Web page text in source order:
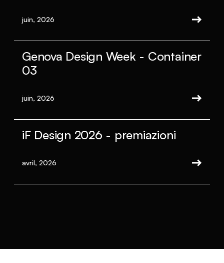
juin, 2026
Genova Design Week - Container
03
juin, 2026
iF Design 2026 - premiazioni
avril, 2026